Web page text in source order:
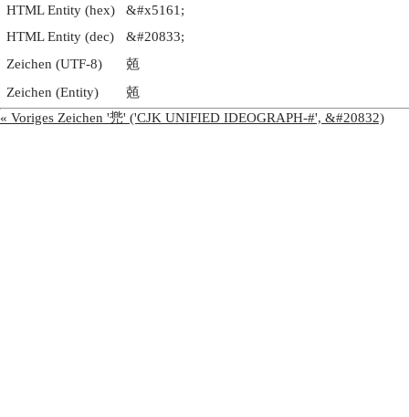
HTML Entity (hex)
&#x5161;
HTML Entity (dec)
&#20833;
Zeichen (UTF-8)
兡
Zeichen (Entity)
兡
« Voriges Zeichen '兠' ('CJK UNIFIED IDEOGRAPH-#', &#20832)